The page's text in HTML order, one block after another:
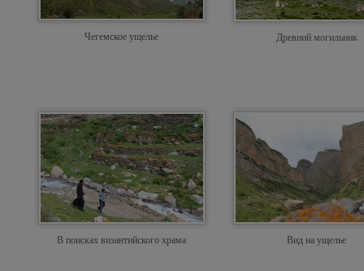
Чегемское ущелье Древний могильник
В поисках византийского храма Вид на ущелье